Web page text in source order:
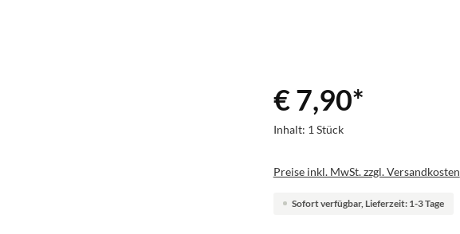
€ 7,90*
Inhalt: 1 Stück
Preise inkl. MwSt. zzgl. Versandkosten
Sofort verfügbar, Lieferzeit: 1-3 Tage